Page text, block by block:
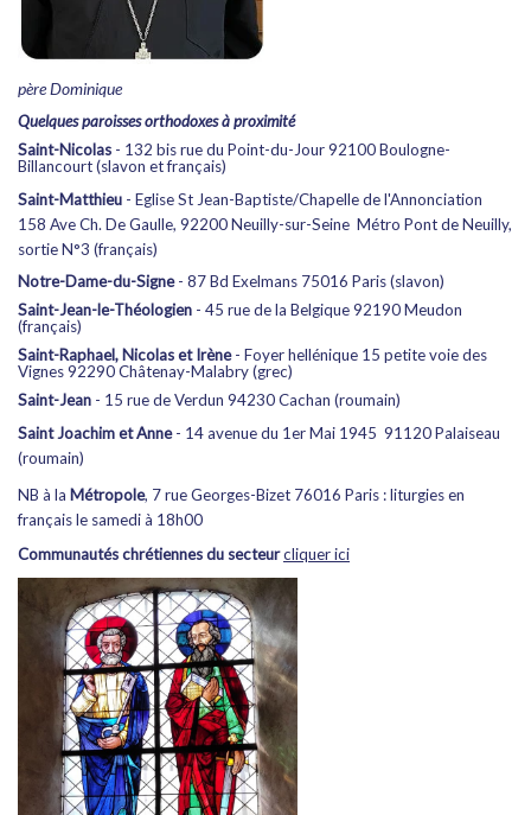
père Dominique
Quelques paroisses orthodoxes à proximité
Saint-Nicolas - 132 bis rue du Point-du-Jour 92100 Boulogne-
Billancourt (slavon et français)
Saint-Matthieu - Eglise St Jean-Baptiste/Chapelle de l'Annonciation
158 Ave Ch. De Gaulle, 92200 Neuilly-sur-Seine Métro Pont de Neuilly,
sortie N°3 (français)
Notre-Dame-du-Signe- 87 Bd Exelmans 75016 Paris (slavon)
Saint-Jean-le-Théologien - 45 rue de la Belgique 92190 Meudon
(français)
Saint-Raphael, Nicolas et Irène- Foyer hellénique 15 petite voie des
Vignes 92290 Châtenay-Malabry (grec)
Saint-Jean - 15 rue de Verdun 94230 Cachan (roumain)
Saint Joachim et Anne- 14 avenue du 1er Mai 1945 91120 Palaiseau
(roumain)
NB à la Métropole, 7 rue Georges-Bizet 76016 Paris : liturgies en
français le samedi à 18h00
Communautés chrétiennes du secteurcliquer ici